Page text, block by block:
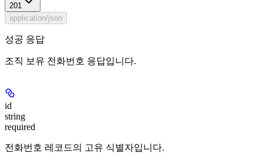
201
application/json
성공 응답
조직 보유 전화번호 응답입니다.
id
string
required
전화번호 레코드의 고유 식별자입니다.